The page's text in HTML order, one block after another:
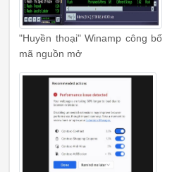
"Huyền thoại" Winamp công bố
mã nguồn mở